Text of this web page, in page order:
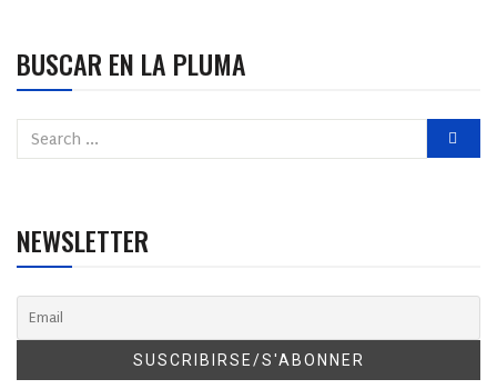
BUSCAR EN LA PLUMA
NEWSLETTER